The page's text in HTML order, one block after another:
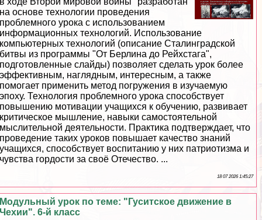
на основе технологии проведения
проблемного урока с использованием
информационных технологий. Использование
компьютерных технологий (описание Сталинградской
битвы из программы "От Берлина до Рейхстага",
подготовленные слайды) позволяет сделать урок более
эффективным, наглядным, интересным, а также
помогает применить метод погружения в изучаемую
эпоху. Технология проблемного урока способствует
повышению мотивации учащихся к обучению, развивает
критическое мышление, навыки самостоятельной
мыслительной деятельности. Пpaктика подтверждает, что
проведение таких уроков повышает качество знаний
учащихся, способствует воспитанию у них патриотизма и
чувства гордости за своё Отечество. ...
18 07 2026 1:45:27
Модульный урок по теме: "Гуситское движение в
Чехии". 6-й класс